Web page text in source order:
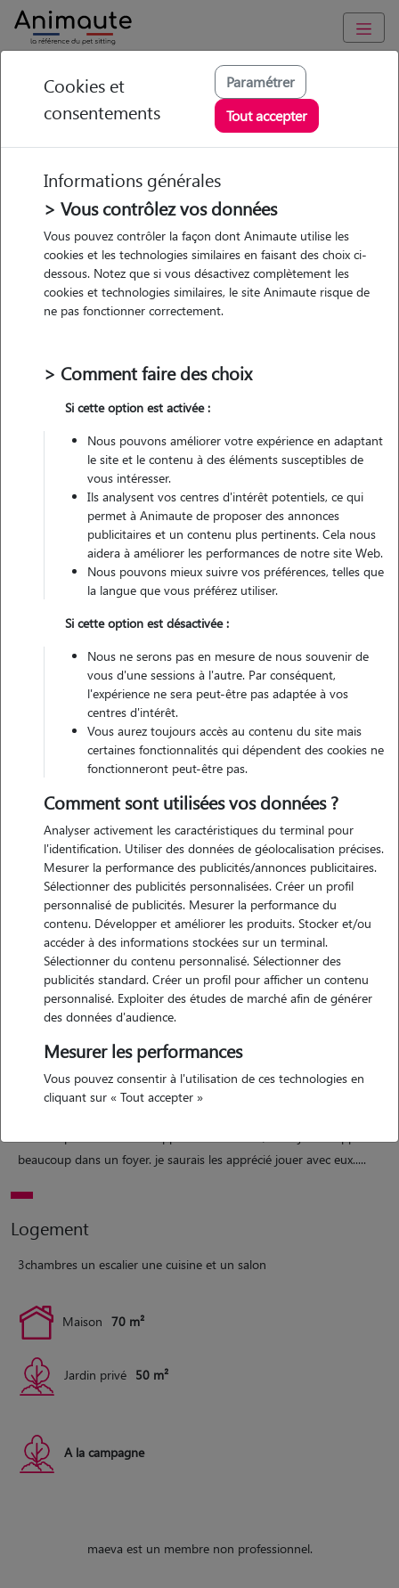
Animaute Pays-de-la-Loire Maine-et-Loire/Loire-Authion
Maeva - Petsitter à
BEAUFORT EN
ANJOU
• 20 ans
Garde
chez le Pet Sitter
Non véhiculé
Contacter
L'envoi d'une demande est sans engagement
Motivation
je suis motivé j'aimerais trouvé un travail pour l'été pour pouvoir
ensuite continuer mes études. j'ai postulé pour faire le mais cette
année mais il a été repousser a cause des intempéries . j'aime
vraiment les animaux.
Expérience
beaucoup dans un foyer. je saurais les apprécié jouer avec eux.....
Logement
3chambres un escalier une cuisine et un salon
Maison 70 m²
Jardin privé 50 m²
A la campagne
maeva est un membre non professionnel.
Cookies et
consentements
Paramétrer
Tout accepter
Informations générales
> Vous contrôlez vos données
Vous pouvez contrôler la façon dont Animaute utilise les
cookies et les technologies similaires en faisant des choix ci-
dessous. Notez que si vous désactivez complètement les
cookies et technologies similaires, le site Animaute risque de
ne pas fonctionner correctement.
> Comment faire des choix
Si cette option est activée :
Nous pouvons améliorer votre expérience en adaptant
le site et le contenu à des éléments susceptibles de
vous intéresser.
Ils analysent vos centres d'intérêt potentiels, ce qui
permet à Animaute de proposer des annonces
publicitaires et un contenu plus pertinents. Cela nous
aidera à améliorer les performances de notre site Web.
Nous pouvons mieux suivre vos préférences, telles que
la langue que vous préférez utiliser.
Si cette option est désactivée :
Nous ne serons pas en mesure de nous souvenir de
vous d'une sessions à l'autre. Par conséquent,
l'expérience ne sera peut-être pas adaptée à vos
centres d'intérêt.
Vous aurez toujours accès au contenu du site mais
certaines fonctionnalités qui dépendent des cookies ne
fonctionneront peut-être pas.
Comment sont utilisées vos données ?
Analyser activement les caractéristiques du terminal pour
l'identification. Utiliser des données de géolocalisation précises.
Mesurer la performance des publicités/annonces publicitaires.
Sélectionner des publicités personnalisées. Créer un profil
personnalisé de publicités. Mesurer la performance du
contenu. Développer et améliorer les produits. Stocker et/ou
accéder à des informations stockées sur un terminal.
Sélectionner du contenu personnalisé. Sélectionner des
publicités standard. Créer un profil pour afficher un contenu
personnalisé. Exploiter des études de marché afin de générer
des données d'audience.
Mesurer les performances
Vous pouvez consentir à l'utilisation de ces technologies en
cliquant sur « Tout accepter »